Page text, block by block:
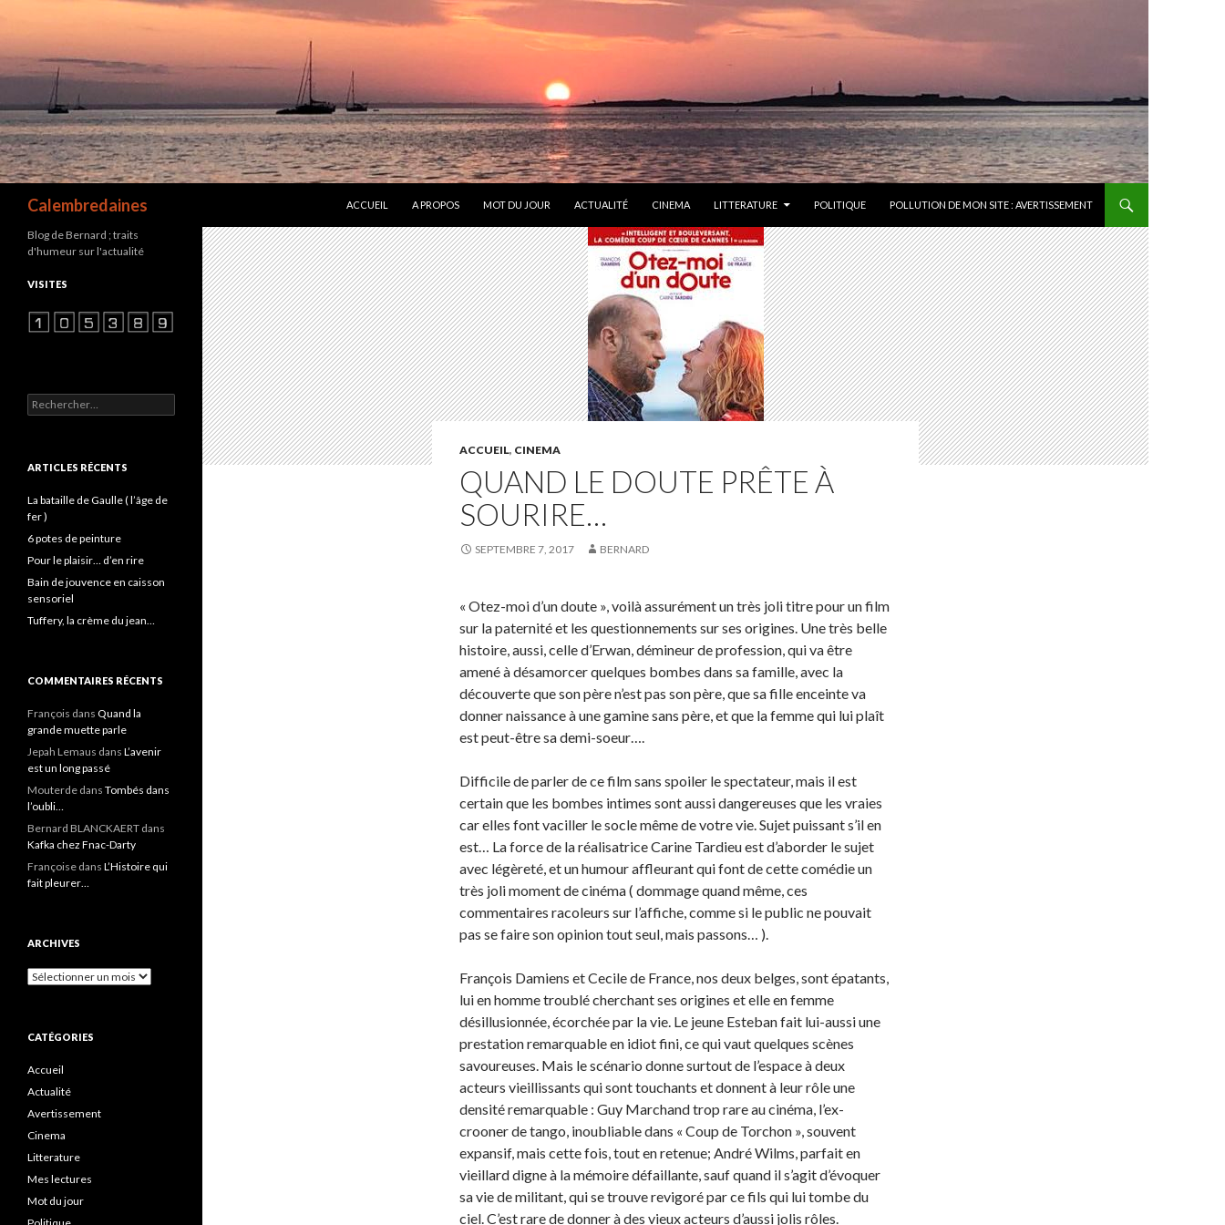
Calembredaines
ACCUEIL
A PROPOS MOT DU JOUR ACTUALITÉ CINEMA LITTERATURE POLITIQUE POLLUTION DE MON SITE : AVERTISSEMENT
ACCUEIL, CINEMA
QUAND LE DOUTE PRÊTE À
SOURIRE…
SEPTEMBRE 7, 2017 BERNARD
« Otez-moi d’un doute », voilà assurément un très joli titre pour un film
sur la paternité et les questionnements sur ses origines. Une très belle
histoire, aussi, celle d’Erwan, démineur de profession, qui va être
amené à désamorcer quelques bombes dans sa famille, avec la
découverte que son père n’est pas son père, que sa fille enceinte va
donner naissance à une gamine sans père, et que la femme qui lui plaît
est peut-être sa demi-soeur….
Difficile de parler de ce film sans spoiler le spectateur, mais il est
certain que les bombes intimes sont aussi dangereuses que les vraies
car elles font vaciller le socle même de votre vie. Sujet puissant s’il en
est… La force de la réalisatrice Carine Tardieu est d’aborder le sujet
avec légèreté, et un humour affleurant qui font de cette comédieun
très joli moment de cinéma ( dommage quand même, ces
commentaires racoleurs sur l’affiche, comme si le public ne pouvait
pas se faire son opinion tout seul, mais passons… ).
François Damiens et Cecile de France, nos deux belges, sont épatants,
lui en homme troublé cherchant ses origines et elle en femme
désillusionnée, écorchée par la vie. Le jeune Esteban fait lui-aussi une
prestation remarquable en idiot fini, ce qui vaut quelques scènes
savoureuses. Mais le scénario donne surtout de l’espace à deux
acteurs vieillissants qui sont touchants et donnent à leur rôle une
densité remarquable : Guy Marchand trop rare au cinéma, l’ex-
crooner de tango, inoubliable dans « Coup de Torchon », souvent
expansif, mais cette fois, tout en retenue; André Wilms, parfait en
vieillard digne à la mémoire défaillante, sauf quand il s’agit d’évoquer
sa vie de militant, qui se trouve revigoré par ce fils qui lui tombe du
ciel. C’est rare de donner à des vieux acteurs d’aussi jolis rôles.
Blog de Bernard ; traits
d'humeur sur l'actualité
VISITES
Rechercher :
ARTICLES RÉCENTS
La bataille de Gaulle ( l’âge de
fer )
6 potes de peinture
Pour le plaisir… d’en rire
Bain de jouvence en caisson
sensoriel
Tuffery, la crème du jean…
COMMENTAIRES RÉCENTS
François dans Quand la
grande muette parle
Jepah Lemaus dans L’avenir
est un long passé
Mouterde dans Tombés dans
l’oubli…
Bernard BLANCKAERT dans
Kafka chez Fnac-Darty
Françoise dans L’Histoire qui
fait pleurer…
ARCHIVES
Archives
CATÉGORIES
Accueil
Actualité
Avertissement
Cinema
Litterature
Mes lectures
Mot du jour